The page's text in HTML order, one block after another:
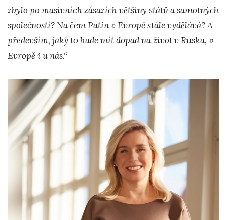
zbylo po masivních zásazích většiny států a samotných
společností? Na čem Putin v Evropě stále vydělává? A
především, jaký to bude mít dopad na život v Rusku, v
Evropě i u nás.“